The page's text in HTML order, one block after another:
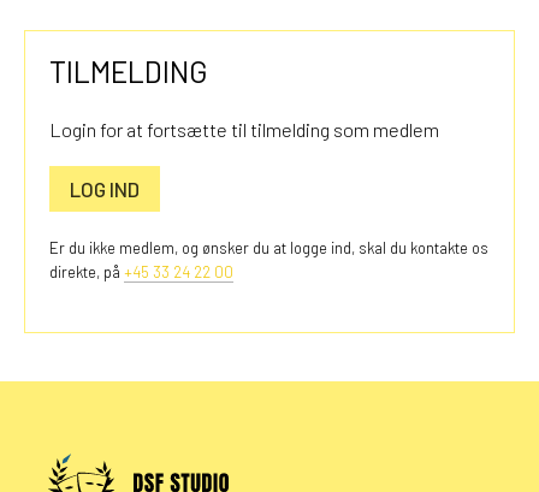
TILMELDING
Login for at fortsætte til tilmelding som medlem
LOG IND
Er du ikke medlem, og ønsker du at logge ind, skal du kontakte os
direkte, på +45 33 24 22 00